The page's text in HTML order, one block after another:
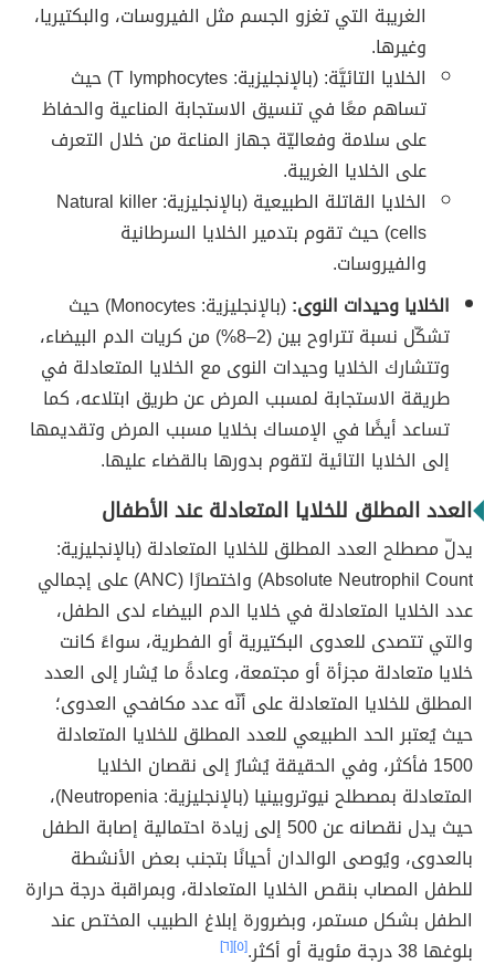
الغريبة التي تغزو الجسم مثل الفيروسات، والبكتيريا،
وغيرها.
الخلايا التائيَّة: (بالإنجليزية: T lymphocytes) حيث
تساهم معًا في تنسيق الاستجابة المناعية والحفاظ
على سلامة وفعاليّة جهاز المناعة من خلال التعرف
على الخلايا الغريبة.
الخلايا القاتلة الطبيعية (بالإنجليزية: Natural killer
cells) حيث تقوم بتدمير الخلايا السرطانية
والفيروسات.
الخلايا وحيدات النوى:
(بالإنجليزية: Monocytes) حيث
تشكّل نسبة تتراوح بين (2–8%) من كريات الدم البيضاء،
وتتشارك الخلايا وحيدات النوى مع الخلايا المتعادلة في
طريقة الاستجابة لمسبب المرض عن طريق ابتلاعه، كما
تساعد أيضًا في الإمساك بخلايا مسبب المرض وتقديمها
إلى الخلايا التائية لتقوم بدورها بالقضاء عليها.
العدد المطلق للخلايا المتعادلة عند الأطفال
يدلّ مصطلح العدد المطلق للخلايا المتعادلة (بالإنجليزية:
Absolute Neutrophil Count) واختصارًا (ANC) على إجمالي
عدد الخلايا المتعادلة في خلايا الدم البيضاء لدى الطفل،
والتي تتصدى للعدوى البكتيرية أو الفطرية، سواءً كانت
خلايا متعادلة مجزأة أو مجتمعة، وعادةً ما يُشار إلى العدد
المطلق للخلايا المتعادلة على أنّه عدد مكافحي العدوى؛
حيث يُعتبر الحد الطبيعي للعدد المطلق للخلايا المتعادلة
1500 فأكثر، وفي الحقيقة يُشارُ إلى نقصان الخلايا
المتعادلة بمصطلح نيوتروبينيا (بالإنجليزية: Neutropenia)،
حيث يدل نقصانه عن 500 إلى زيادة احتمالية إصابة الطفل
بالعدوى، ويُوصى الوالدان أحيانًا بتجنب بعض الأنشطة
للطفل المصاب بنقص الخلايا المتعادلة، وبمراقبة درجة حرارة
الطفل بشكل مستمر، وبضرورة إبلاغ الطبيب المختص عند
بلوغها 38 درجة مئوية أو أكثر.
[٥] [٦]